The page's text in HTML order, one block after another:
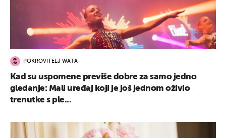
POKROVITELJ WATA
Kad su uspomene previše dobre za samo jedno
gledanje: Mali uređaj koji je još jednom oživio
trenutke s ple...